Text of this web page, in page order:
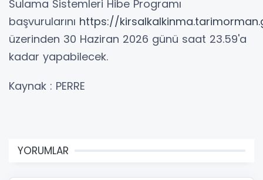
Sulama Sistemleri Hibe Programı
başvurularını https://
üzerinden 30 Haziran 2026 günü saat 23.59'a
kadar yapabilecek.
Kaynak : PERRE
YORUMLAR